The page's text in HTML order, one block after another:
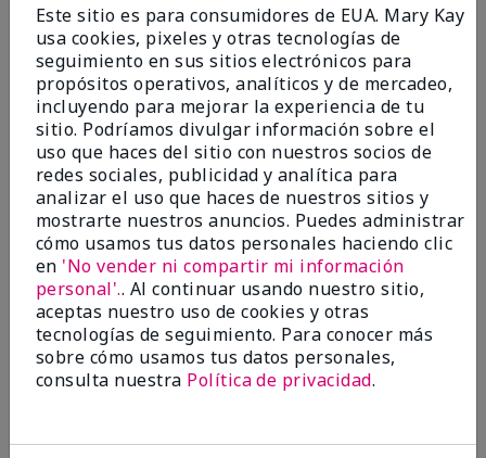
Más de $18 millones donados a nivel
global desde 2008 para impulsar la
investigación contra el cáncer, erradicar
la violencia doméstica, promover el
empoderamiento económico y
transformar comunidades.
Este sitio es para consumidores de EUA. Mary Kay
usa cookies, pixeles y otras tecnologías de
seguimiento en sus sitios electrónicos para
propósitos operativos, analíticos y de mercadeo,
incluyendo para mejorar la experiencia de tu
sitio. Podríamos divulgar información sobre el
uso que haces del sitio con nuestros socios de
redes sociales, publicidad y analítica para
analizar el uso que haces de nuestros sitios y
mostrarte nuestros anuncios. Puedes administrar
cómo usamos tus datos personales haciendo clic
en 'No vender ni compartir mi información
personal'.. Al continuar usando nuestro sitio,
aceptas nuestro uso de cookies y otras
tecnologías de seguimiento. Para conocer más
sobre cómo usamos tus datos personales,
consulta nuestra Política de privacidad.